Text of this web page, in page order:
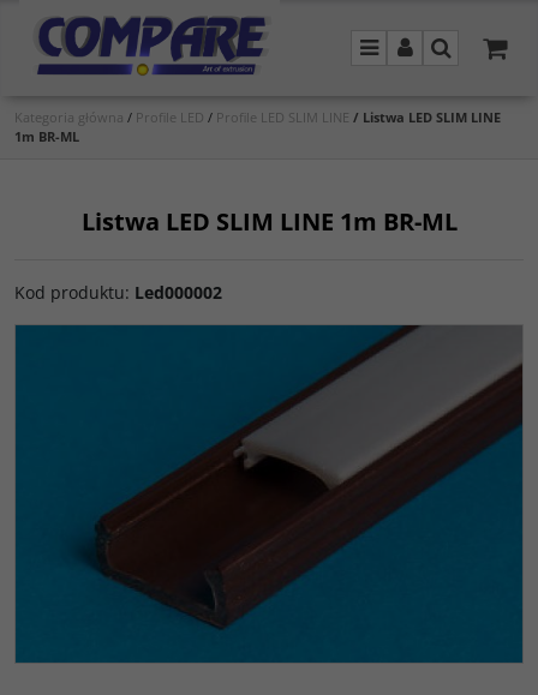
MenuPanelSzukaj
Kategoria główna / Profile LED / Profile LED SLIM LINE / Listwa LED SLIM LINE
1m BR-ML
Listwa LED SLIM LINE 1m BR-ML
Kod produktu: Led000002